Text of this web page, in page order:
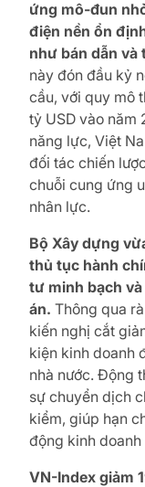
ứng mô-đun
điện nền ổn
như bán dẫn và
này đón đầu kỷ
cầu, với quy mô
tỷ USD vào năm
năng lực, Việt
đối tác chiến
chuỗi cung ứng
nhân lực.
Bộ Xây dựng
thủ tục hành
tư minh bạch
án. Thông qua
kiến nghị cắt
kiện kinh doanh
nhà nước. Động
sự chuyển dịch
kiểm, giúp hạn
động kinh
VN-Index giảm